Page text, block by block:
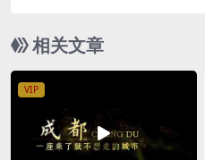
相关文章
VIP